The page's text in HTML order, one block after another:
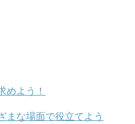
めよう！
まな場面で役立てよう